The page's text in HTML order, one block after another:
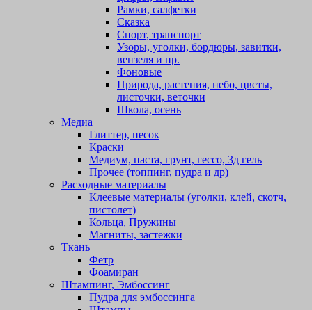
Рамки, салфетки
Сказка
Спорт, транспорт
Узоры, уголки, бордюры, завитки,
вензеля и пр.
Фоновые
Природа, растения, небо, цветы,
листочки, веточки
Школа, осень
Медиа
Глиттер, песок
Краски
Медиум, паста, грунт, гессо, 3д гель
Прочее (топпинг, пудра и др)
Расходные материалы
Клеевые материалы (уголки, клей, скотч,
пистолет)
Кольца, Пружины
Магниты, застежки
Ткань
Фетр
Фоамиран
Штампинг, Эмбоссинг
Пудра для эмбоссинга